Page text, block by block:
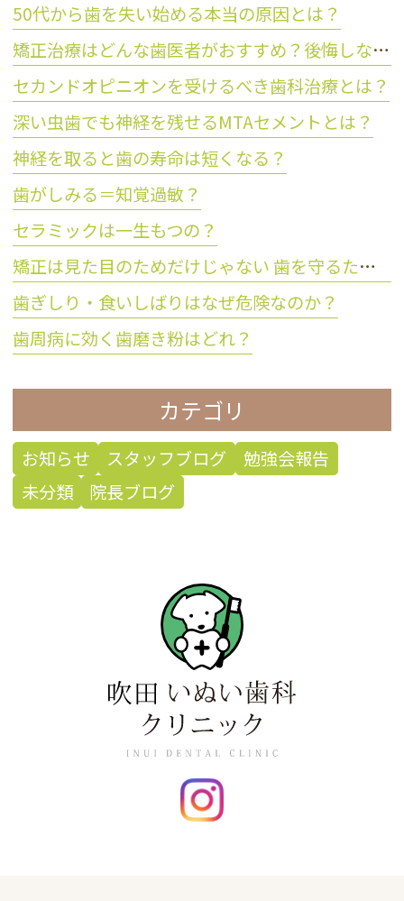
50代から歯を失い始める本当の原因とは？
矯正治療はどんな歯医者がおすすめ？後悔しない歯科医院の選び方
セカンドオピニオンを受けるべき歯科治療とは？
深い虫歯でも神経を残せるMTAセメントとは？
神経を取ると歯の寿命は短くなる？
歯がしみる＝知覚過敏？
セラミックは一生もつの？
矯正は見た目のためだけじゃない 歯を守るために大切な理由とは？
歯ぎしり・食いしばりはなぜ危険なのか？
歯周病に効く歯磨き粉はどれ？
カテゴリ
お知らせ スタッフブログ
勉強会報告
未分類
院長ブログ